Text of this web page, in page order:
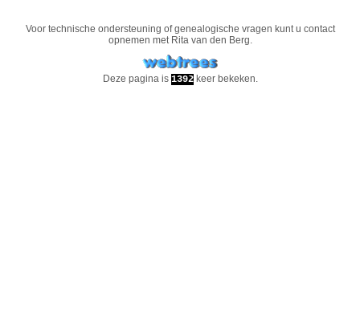
Voor technische ondersteuning of genealogische vragen kunt u contact
opnemen met Rita van den Berg.
Deze pagina is 1392keer bekeken.